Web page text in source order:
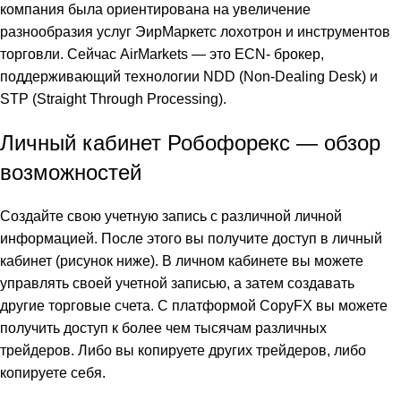
компания была ориентирована на увеличение
разнообразия услуг ЭирМаркетс лохотрон и инструментов
торговли. Сейчас AirMarkets — это ECN- брокер,
поддерживающий технологии NDD (Non-Dealing Desk) и
STP (Straight Through Processing).
Личный кабинет Робофорекс — обзор
возможностей
Создайте свою учетную запись с различной личной
информацией. После этого вы получите доступ в личный
кабинет (рисунок ниже). В личном кабинете вы можете
управлять своей учетной записью, а затем создавать
другие торговые счета. С платформой CopyFX вы можете
получить доступ к более чем тысячам различных
трейдеров. Либо вы копируете других трейдеров, либо
копируете себя.